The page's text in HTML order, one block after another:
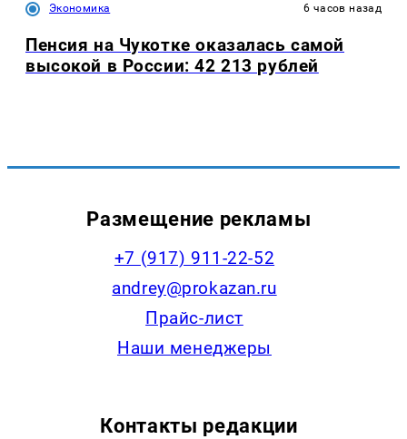
Экономика 6 часов назад
Пенсия на Чукотке оказалась самой
высокой в России: 42 213 рублей
Размещение рекламы
+7 (917) 911-22-52
andrey@prokazan.ru
Прайс-лист
Наши менеджеры
Контакты редакции